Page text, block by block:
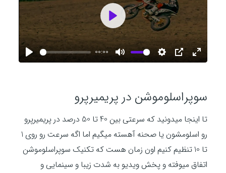
P
00:00
M
e
S
t
i
n
g
P
P
E
e
r
f
u
l
P
l
y
سوپراسلوموشن در پریمیرپرو
تا اینجا میدونید که سرعتی بین 40 تا 50 درصد در پریمیرپرو
رو اسلومشون یا صحنه آهسته میگیم اما اگه سرعت رو روی 1
تا 10 تنظیم کنیم اون زمان هست که تکنیک سوپراسلوموشن
اتفاق میوفته و پخش ویدیو به شدت زیبا و سینمایی و